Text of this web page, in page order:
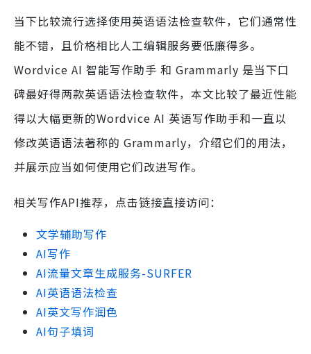
当下比较流行选择使用英语语法检查软件，它们通常性
能不错，且价格相比人工编辑服务要低廉得多。
Wordvice AI 智能写作助手 和 Grammarly 是当下口
碑最好得两款英语语法检查软件，本文比较了最近性能
得以大幅更新的Wordvice AI 英语写作助手和一直以
修改英语语法著称的 Grammarly，介绍它们的用法，
并展示应当如何使用它们改进写作。
相关写作API推荐，点击链接直接访问：
文学辅助写作
AI写作
AI流量文章生成服务-SURFER
AI英语语法检查
AI英文写作润色
AI句子填词